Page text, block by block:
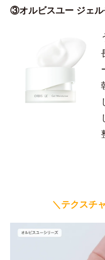
③オルビスユー ジェ
＼テクスチ